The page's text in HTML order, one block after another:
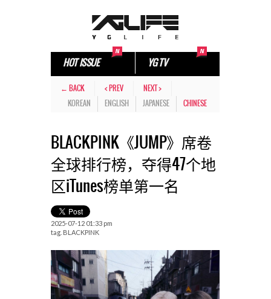
HOT ISSUE YG TV
← BACK < PREV
NEXT >
KOREAN
ENGLISH JAPANESE CHINESE
BLACKPINK《JUMP》席卷
全球排行榜，夺得47个地
区iTunes榜单第一名
2025-07-12 01:33 pm
tag. BLACKPINK